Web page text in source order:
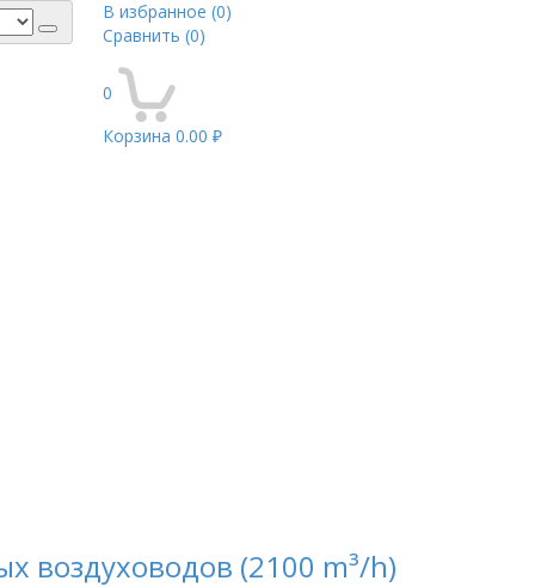
В избранное (0)
Сравнить (0)
0
Корзина 0.00 ₽
воздуховодов (2100 m³/h)